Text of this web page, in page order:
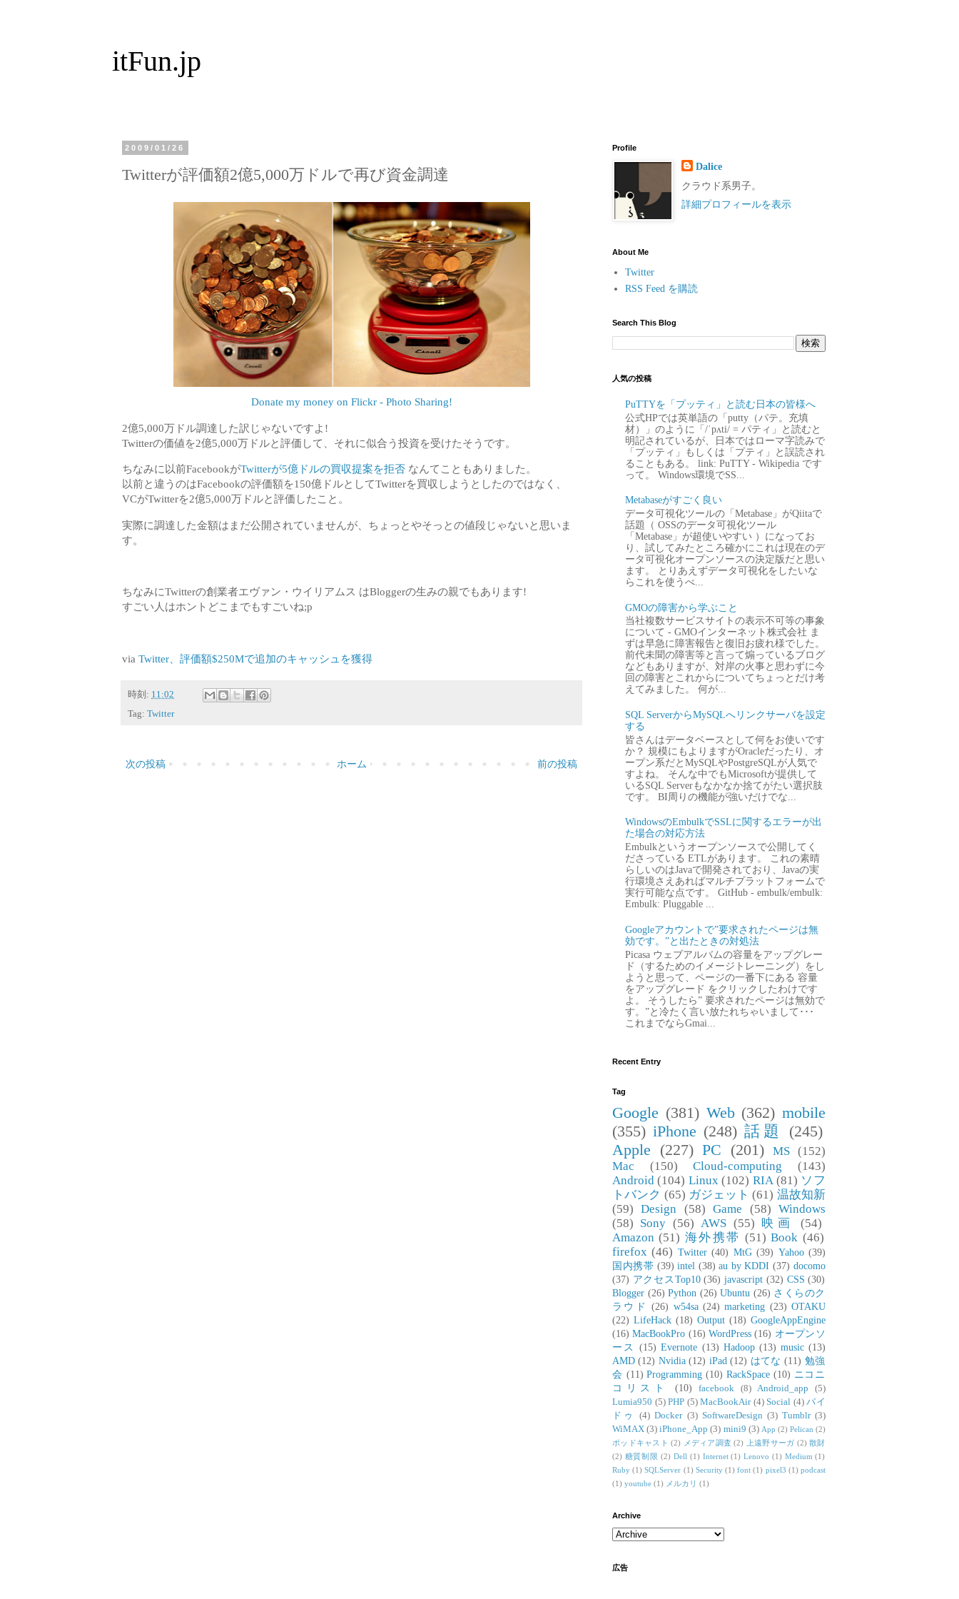
itFun.jp
2009/01/26
Twitterが評価額2億5,000万ドルで再び資金調達
Donate my money on Flickr - Photo Sharing!
2億5,000万ドル調達した訳じゃないですよ!
Twitterの価値を2億5,000万ドルと評価して、それに似合う投資を受けたそうです。
ちなみに以前FacebookがTwitterが5億ドルの買収提案を拒否 なんてこともありました。
以前と違うのはFacebookの評価額を150億ドルとしてTwitterを買収しようとしたのではなく、
VCがTwitterを2億5,000万ドルと評価したこと。
実際に調達した金額はまだ公開されていませんが、ちょっとやそっとの値段じゃないと思いま
す。
ちなみにTwitterの創業者エヴァン・ウイリアムス はBloggerの生みの親でもあります!
すごい人はホントどこまでもすごいね;p
via Twitter、評価額$250Mで追加のキャッシュを獲得
時刻: 11:02
Tag: Twitter
次の投稿 前の投稿
ホーム
Profile
Dalice
クラウド系男子。
詳細プロフィールを表示
About Me
Twitter
RSS Feed を購読
Search This Blog
人気の投稿
PuTTYを「プッティ」と読む日本の皆様へ
公式HPでは英単語の「putty（パテ。充填
材）」のように「/ˈpʌti/ = パティ」と読むと
明記されているが、日本ではローマ字読みで
「プッティ」もしくは「プティ」と誤読され
ることもある。 link: PuTTY - Wikipedia です
って。 Windows環境でSS...
Metabaseがすごく良い
データ可視化ツールの「Metabase」がQiitaで
話題（ OSSのデータ可視化ツール
「Metabase」が超使いやすい ）になってお
り、試してみたところ確かにこれは現在のデ
ータ可視化オープンソースの決定版だと思い
ます。 とりあえずデータ可視化をしたいな
らこれを使うべ...
GMOの障害から学ぶこと
当社複数サービスサイトの表示不可等の事象
について - GMOインターネット株式会社 ま
ずは早急に障害報告と復旧お疲れ様でした。
前代未聞の障害等と言って煽っているブログ
などもありますが、対岸の火事と思わずに今
回の障害とこれからについてちょっとだけ考
えてみました。 何が...
SQL ServerからMySQLへリンクサーバを設定
する
皆さんはデータベースとして何をお使いです
か？ 規模にもよりますがOracleだったり、オ
ープン系だとMySQLやPostgreSQLが人気で
すよね。 そんな中でもMicrosoftが提供して
いるSQL Serverもなかなか捨てがたい選択肢
です。 BI周りの機能が強いだけでな...
WindowsのEmbulkでSSLに関するエラーが出
た場合の対応方法
Embulkというオープンソースで公開してく
ださっている ETLがあります。 これの素晴
らしいのはJavaで開発されており、Javaの実
行環境さえあればマルチプラットフォームで
実行可能な点です。 GitHub - embulk/embulk:
Embulk: Pluggable ...
Googleアカウントで”要求されたページは無
効です。”と出たときの対処法
Picasa ウェブアルバムの容量をアップグレー
ド（するためのイメージトレーニング）をし
ようと思って、ページの一番下にある 容量
をアップグレード をクリックしたわけです
よ。 そうしたら” 要求されたページは無効で
す。”と冷たく言い放たれちゃいまして･･･
これまでならGmai...
Recent Entry
Tag
Google (381) Web (362) mobile
(355) iPhone (248) 話題
(245)
Apple (227) PC (201) MS (152)
Mac
(150) Cloud-computing
(143)
Android (104) Linux (102) RIA (81) ソフ
トバンク (65) ガジェット (61) 温故知新
(59)
Design (58) Game (58) Windows
(58) Sony (56) AWS (55) 映画
(54)
Amazon (51) 海外携帯 (51) Book (46)
firefox (46) Twitter (40) MtG (39) Yahoo (39)
国内携帯 (39) intel (38) au by KDDI (37) docomo
(37) アクセスTop10 (36) javascript (32) CSS (30)
Blogger (26) Python (26) Ubuntu (26) さくらのク
ラウド
(26) w54sa (24) marketing (23) OTAKU
(22) LifeHack (18) Output (18) GoogleAppEngine
(16) MacBookPro (16) WordPress (16) オープンソ
ース
(15) Evernote (13) Hadoop (13) music (13)
AMD (12) Nvidia (12) iPad (12) はてな (11) 勉強
会 (11) Programming (10) RackSpace (10) ニコニ
コリスト
(10) facebook (8) Android_app
(5)
Lumia950 (5) PHP (5) MacBookAir (4) Social (4) バイ
ドゥ
(4) Docker (3) SoftwareDesign (3) Tumblr (3)
WiMAX (3) iPhone_App (3) mini9 (3) App (2) Pelican (2)
ポッドキャスト (2) メディア調査 (2) 上遠野サーガ (2) 散財
(2) 糖質制限 (2) Dell (1) Internet (1) Lenovo (1) Medium (1)
Ruby (1) SQLServer (1) Security (1) font (1) pixel3 (1) podcast
(1) youtube (1) メルカリ (1)
Archive
広告